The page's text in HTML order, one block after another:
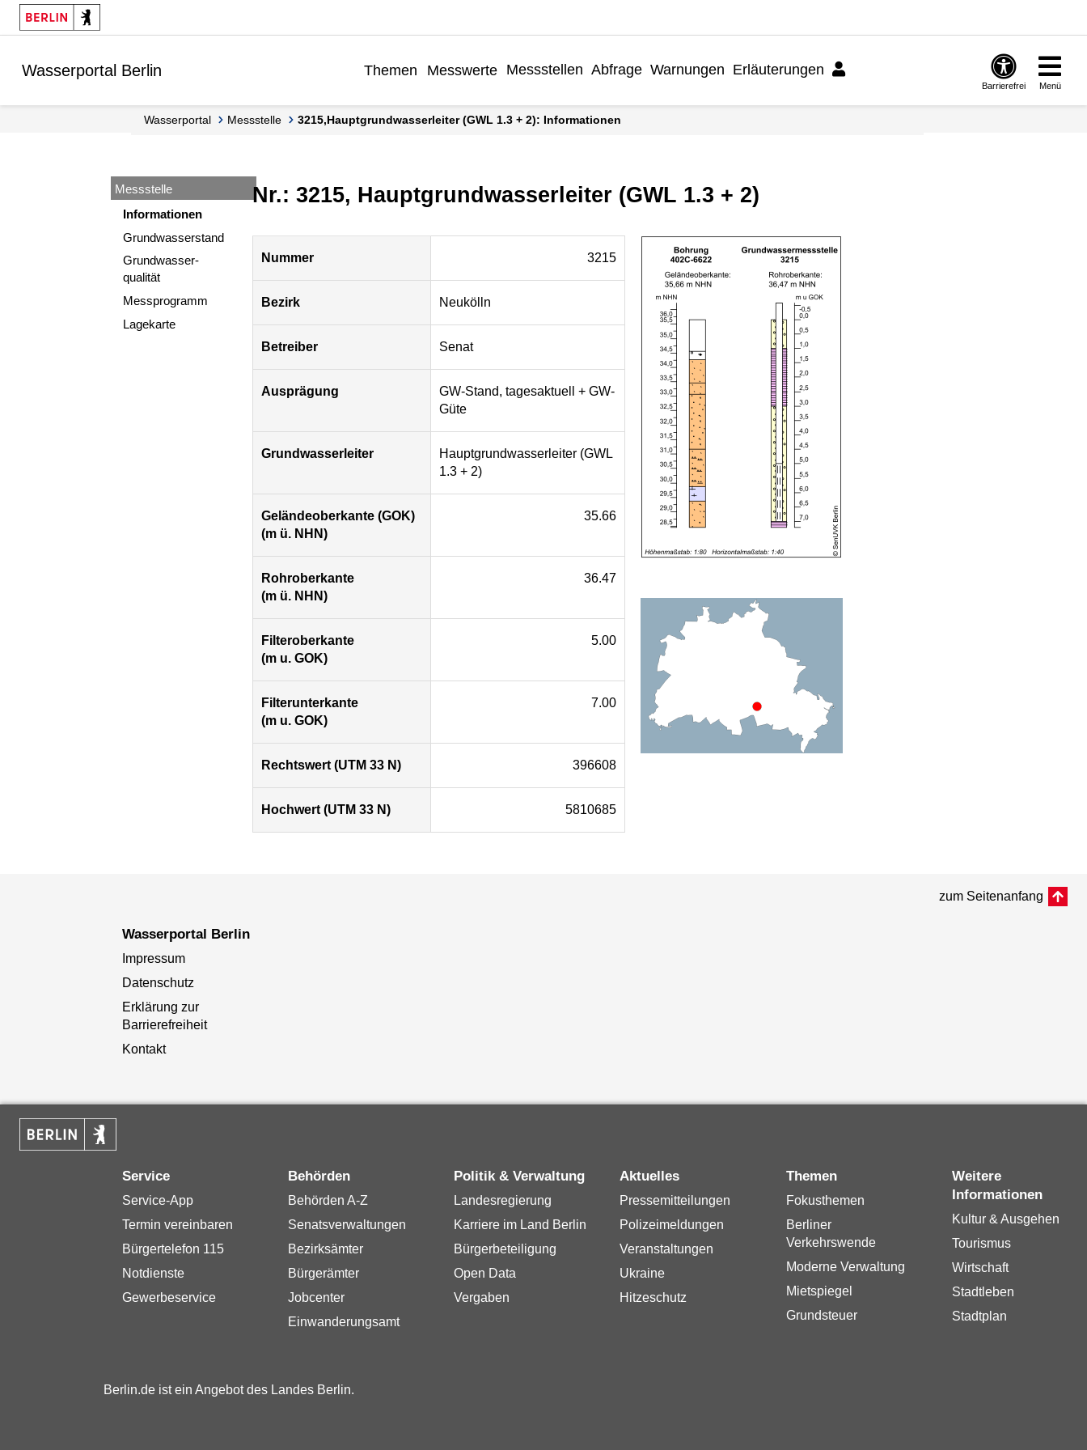
Springe zur Navigation
Springe zum Inhalt
Wasserportal Berlin Themen Messwerte Messstellen Abfrage Warnungen Erläuterungen
Barrierefrei Menü
Wasserportal Messstelle 3215,Hauptgrundwasserleiter (GWL 1.3 + 2): Informationen
Messstelle
Informationen
Grundwasserstand
Grundwasser-
qualität
Messprogramm
Lagekarte
Nr.: 3215, Hauptgrundwasserleiter (GWL 1.3 + 2)
Berlin
Nummer 3215
Bezirk Neukölln
Betreiber Senat
Ausprägung
GW-Stand, tagesaktuell + GW-
Güte
Grundwasserleiter
Hauptgrundwasserleiter (GWL
1.3 + 2)
Geländeoberkante (GOK)
(m ü. NHN)
35.66
Rohroberkante
(m ü. NHN)
36.47
Filteroberkante
(m u. GOK)
5.00
Filterunterkante
(m u. GOK)
7.00
Rechtswert (UTM 33 N) 396608
Hochwert (UTM 33 N) 5810685
zum Seitenanfang
Wasserportal Berlin
Impressum
Datenschutz
Erklärung zur
Barrierefreiheit
Kontakt
Service
Service-App
Termin vereinbaren
Bürgertelefon 115
Notdienste
Gewerbeservice
Behörden
Behörden A-Z
Senatsverwaltungen
Bezirksämter
Bürgerämter
Jobcenter
Einwanderungsamt
Politik & Verwaltung
Landesregierung
Karriere im Land Berlin
Bürgerbeteiligung
Open Data
Vergaben
Aktuelles
Pressemitteilungen
Polizeimeldungen
Veranstaltungen
Ukraine
Hitzeschutz
Themen
Fokusthemen
Berliner
Verkehrswende
Moderne Verwaltung
Mietspiegel
Grundsteuer
Weitere
Informationen
Kultur & Ausgehen
Tourismus
Wirtschaft
Stadtleben
Stadtplan
Berlin.de ist ein Angebot des Landes Berlin.